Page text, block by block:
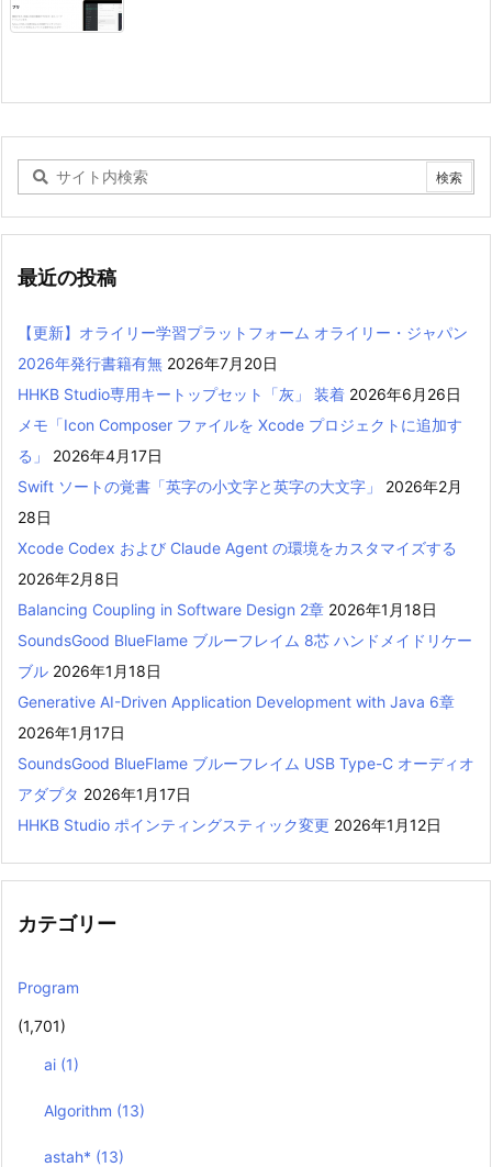
最近の投稿
【更新】オライリー学習プラットフォーム オライリー・ジャパン
2026年発行書籍有無 2026年7月20日
HHKB Studio専用キートップセット「灰」 装着 2026年6月26日
メモ「Icon Composer ファイルを Xcode プロジェクトに追加す
る」
2026年4月17日
Swift ソートの覚書「英字の小文字と英字の大文字」
2026年2月
28日
Xcode Codex および Claude Agent の環境をカスタマイズする
2026年2月8日
Balancing Coupling in Software Design 2章 2026年1月18日
SoundsGood BlueFlame ブルーフレイム 8芯 ハンドメイドリケー
ブル 2026年1月18日
Generative AI-Driven Application Development with Java 6章
2026年1月17日
SoundsGood BlueFlame ブルーフレイム USB Type-C オーディオ
アダプタ 2026年1月17日
HHKB Studio ポインティングスティック変更 2026年1月12日
カテゴリー
Program
(1,701)
ai (1)
Algorithm (13)
astah* (13)